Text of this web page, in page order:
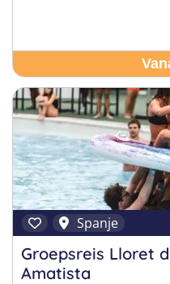
Spanje
Groepsreis Lloret
Amatista